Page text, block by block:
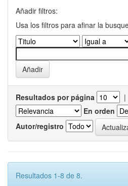
Añadir filtros:
Usa los filtros para afinar la
Resultados por página |
En orden
Autor/registro
Resultados 1-8 de 8.